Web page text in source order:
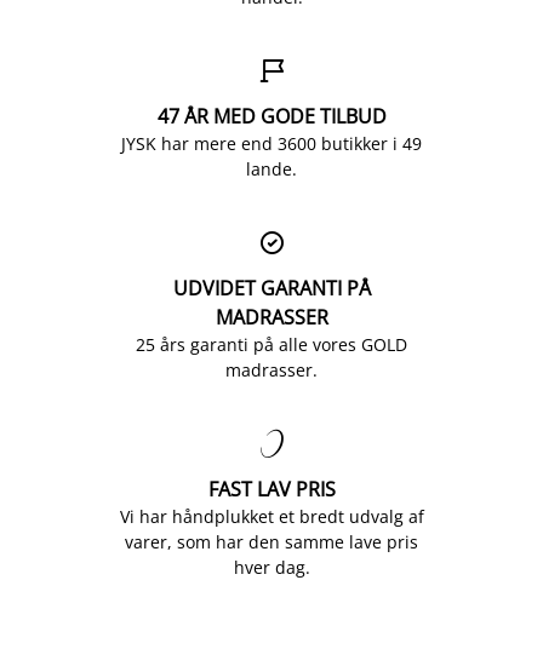

47 ÅR MED GODE TILBUD
JYSK har mere end 3600 butikker i 49
lande.

UDVIDET GARANTI PÅ
MADRASSER
25 års garanti på alle vores GOLD
madrasser.

FAST LAV PRIS
Vi har håndplukket et bredt udvalg af
varer, som har den samme lave pris
hver dag.